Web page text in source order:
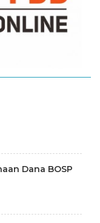
Dana BOSP